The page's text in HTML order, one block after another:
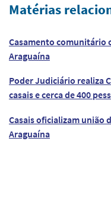
Matérias
Casamento comunitário
Araguaína
Poder Judiciário realiza
casais e cerca de 400
Casais oficializam união
Araguaína